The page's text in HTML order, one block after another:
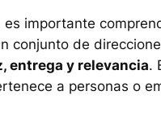
importante
conjunto de
entrega y relevancia.
a personas o